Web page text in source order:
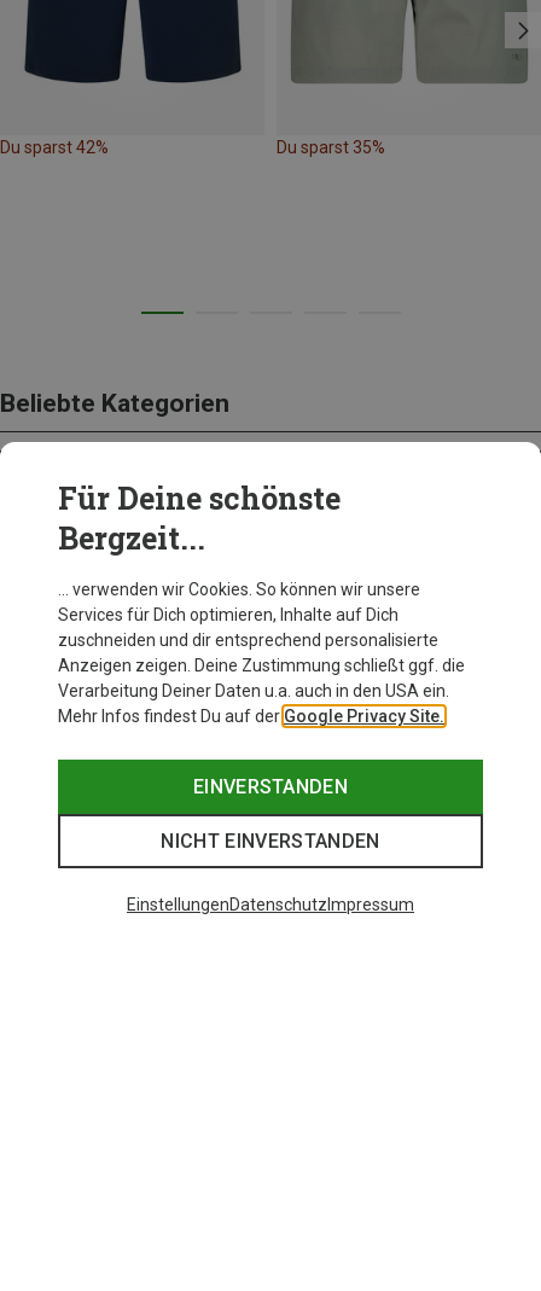
Du sparst 42% Du sparst 35%
Beliebte Kategorien
BEKLEIDUNG
Für Deine schönste
Bergzeit...
… verwenden wir Cookies. So können wir unsere
Services für Dich optimieren, Inhalte auf Dich
zuschneiden und dir entsprechend personalisierte
Anzeigen zeigen. Deine Zustimmung schließt ggf. die
Verarbeitung Deiner Daten u.a. auch in den USA ein.
Mehr Infos findest Du auf der Google Privacy Site.
EINVERSTANDEN
NICHT EINVERSTANDEN
EinstellungenDatenschutz Impressum